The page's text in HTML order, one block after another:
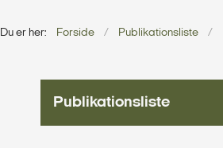
Du er her: Forside Publikationsliste
Publikationsliste